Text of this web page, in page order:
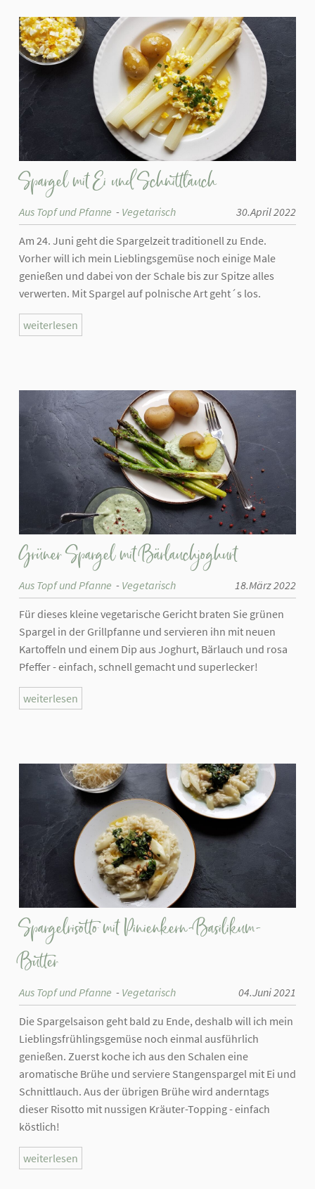
Spargel mit Ei und Schnittlauch
Aus Topf und Pfanne Vegetarisch 30.April 2022
Am 24. Juni geht die Spargelzeit traditionell zu Ende.
Vorher will ich mein Lieblingsgemüse noch einige Male
genießen und dabei von der Schale bis zur Spitze alles
verwerten. Mit Spargel auf polnische Art geht´s los.
weiterlesen
Grüner Spargel mit Bärlauchjoghurt
Aus Topf und Pfanne Vegetarisch 18.März 2022
Für dieses kleine vegetarische Gericht braten Sie grünen
Spargel in der Grillpfanne und servieren ihn mit neuen
Kartoffeln und einem Dip aus Joghurt, Bärlauch und rosa
Pfeffer - einfach, schnell gemacht und superlecker!
weiterlesen
Spargelrisotto mit Pinienkern-Basilikum-
Butter
Aus Topf und Pfanne Vegetarisch 04.Juni 2021
Die Spargelsaison geht bald zu Ende, deshalb will ich mein
Lieblingsfrühlingsgemüse noch einmal ausführlich
genießen. Zuerst koche ich aus den Schalen eine
aromatische Brühe und serviere Stangenspargel mit Ei und
Schnittlauch. Aus der übrigen Brühe wird anderntags
dieser Risotto mit nussigen Kräuter-Topping - einfach
köstlich!
weiterlesen